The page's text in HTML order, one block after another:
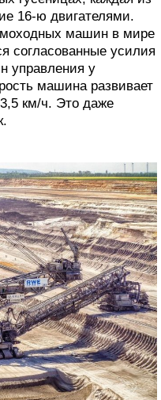
16-ю двигателями.
машин в мире
согласованные усилия
управления у
машина развивает
км/ч. Это даже